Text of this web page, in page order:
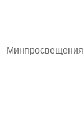
Минпросвещения